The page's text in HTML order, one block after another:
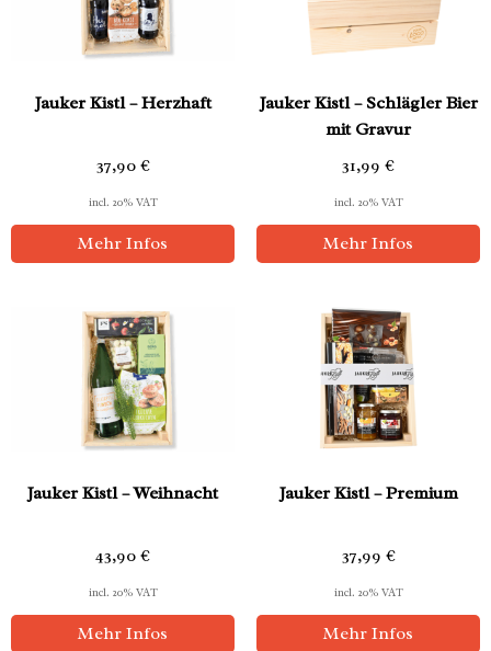
Jauker Kistl – Herzhaft
37,90 €
incl. 20% VAT
Mehr Infos
Jauker Kistl – Schlägler Bier
mit Gravur
31,99 €
incl. 20% VAT
Mehr Infos
Jauker Kistl – Weihnacht
43,90 €
incl. 20% VAT
Mehr Infos
Jauker Kistl – Premium
37,99 €
incl. 20% VAT
Mehr Infos